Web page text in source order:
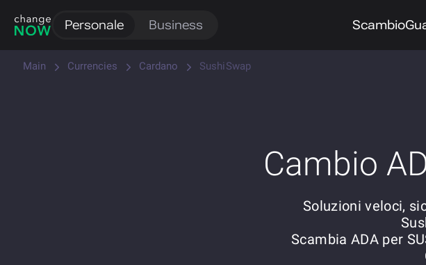
Personale Business Scambio
Main Currencies Cardano SushiSwap
Cambio
Soluzioni veloci,
Scambia ADA per